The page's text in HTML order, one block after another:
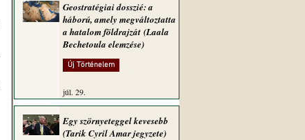
Geostratégiai dosszié: a
háború, amely megváltoztatta
a hatalom földrajzát (Laala
Bechetoula elemzése)
Új Történelem
júl. 29.
Egy szörnyeteggel kevesebb
(Tarik Cyril Amar jegyzete)